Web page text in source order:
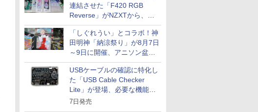
連結させた「F420 RGB
Reverse」がNZXTから、単
一フレーム採用
「しぐれうい」とコラボ！神
田明神「納涼祭り」が8月7日
～9日に開催、アニソン盆踊
りや屋台グルメなどもあり
USBケーブルの確認に特化し
た「USB Cable Checker
Lite」が登場、必要な機能を
凝縮しコンパクトに
7日発売